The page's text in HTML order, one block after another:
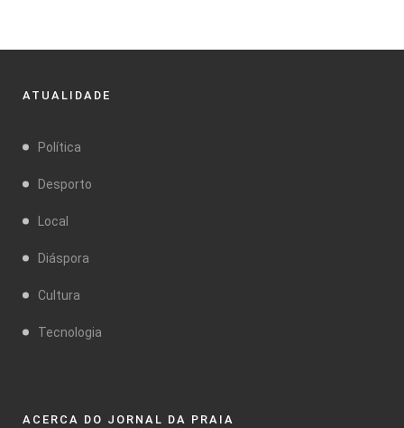
ATUALIDADE
Política
Desporto
Local
Diáspora
Cultura
Tecnologia
ACERCA DO JORNAL DA PRAIA